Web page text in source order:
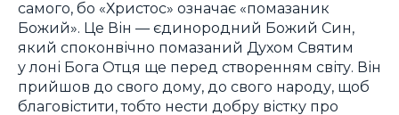
самого, бо «Христос» означає «помазаник
Божий». Це Він — єдинородний Божий Син,
який споконвічно помазаний Духом Святим
у лоні Бога Отця ще перед створенням світу. Він
прийшов до свого дому, до свого народу, щоб
благовістити, тобто нести добру вістку про